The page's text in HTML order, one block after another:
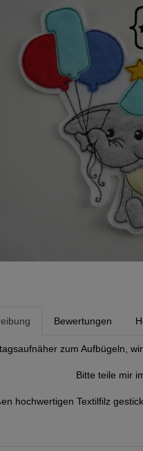
Bewertungen
zum Aufbügeln,
Bitte teile mir
hochwertigen Textilfilz